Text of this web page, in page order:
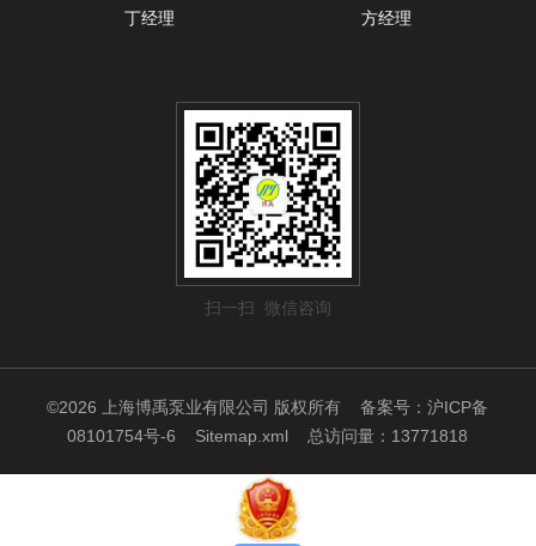
丁经理 方经理
扫一扫 微信咨询
©2026 上海博禹泵业有限公司 版权所有备案号：沪ICP备
08101754号-6
Sitemap.xml 总访问量：13771818